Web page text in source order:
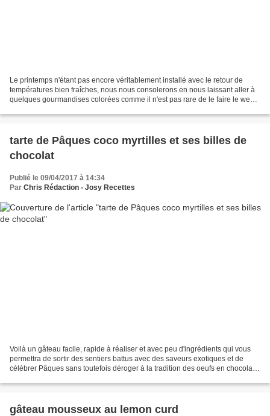
Le printemps n'étant pas encore véritablement installé avec le retour de
températures bien fraîches, nous nous consolerons en nous laissant aller à
quelques gourmandises colorées comme il n'est pas rare de le faire le week-
tarte de Pâques coco myrtilles et ses billes de
chocolat
Publié le 09/04/2017 à 14:34
Par Chris Rédaction - Josy Recettes
Voilà un gâteau facile, rapide à réaliser et avec peu d'ingrédients qui vous
permettra de sortir des sentiers battus avec des saveurs exotiques et de
célébrer Pâques sans toutefois déroger à la tradition des oeufs en chocolat.
gâteau mousseux au lemon curd